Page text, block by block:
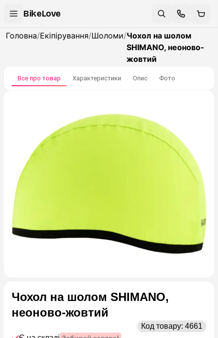
BikeLove
Головна/Екіпірування/Шоломи/Чохол на шолом
SHIMANO, неоново-
жовтий
Все про товар Характеристики Опис Фото
Чохол на шолом SHIMANO,
неоново-жовтий
Код товару: 4661